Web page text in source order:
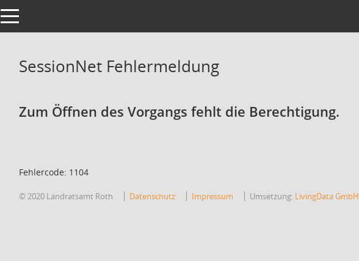
Toggle navigation
SessionNet Fehlermeldung
Zum Öffnen des Vorgangs fehlt die Berechtigung.
Fehlercode: 1104
© 2020 Landratsamt Roth Datenschutz Impressum Umsetzung: LivingData GmbH